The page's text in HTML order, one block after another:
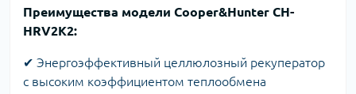
Преимущества модели Cooper&Hunter CH-
HRV2K2:
✔ Энергоэффективный целлюлозный рекуператор
с высоким коэффициентом теплообмена